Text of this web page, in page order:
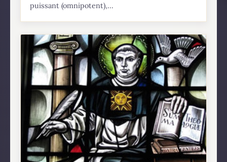
puissant (omnipotent),...